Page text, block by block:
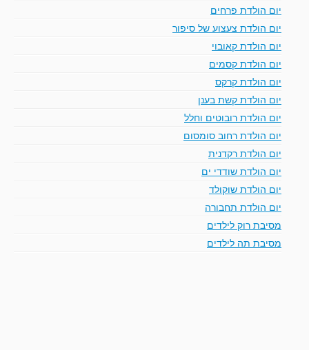
יום הולדת פרחים
יום הולדת צעצוע של סיפור
יום הולדת קאובוי
יום הולדת קסמים
יום הולדת קרקס
יום הולדת קשת בענן
יום הולדת רובוטים וחלל
יום הולדת רחוב סומסום
יום הולדת רקדנית
יום הולדת שודדי ים
יום הולדת שוקולד
יום הולדת תחבורה
מסיבת רוק לילדים
מסיבת תה לילדים